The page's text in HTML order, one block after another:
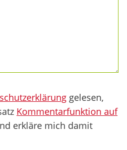
gelesen,
Kommentarfunktion auf
erkläre mich damit